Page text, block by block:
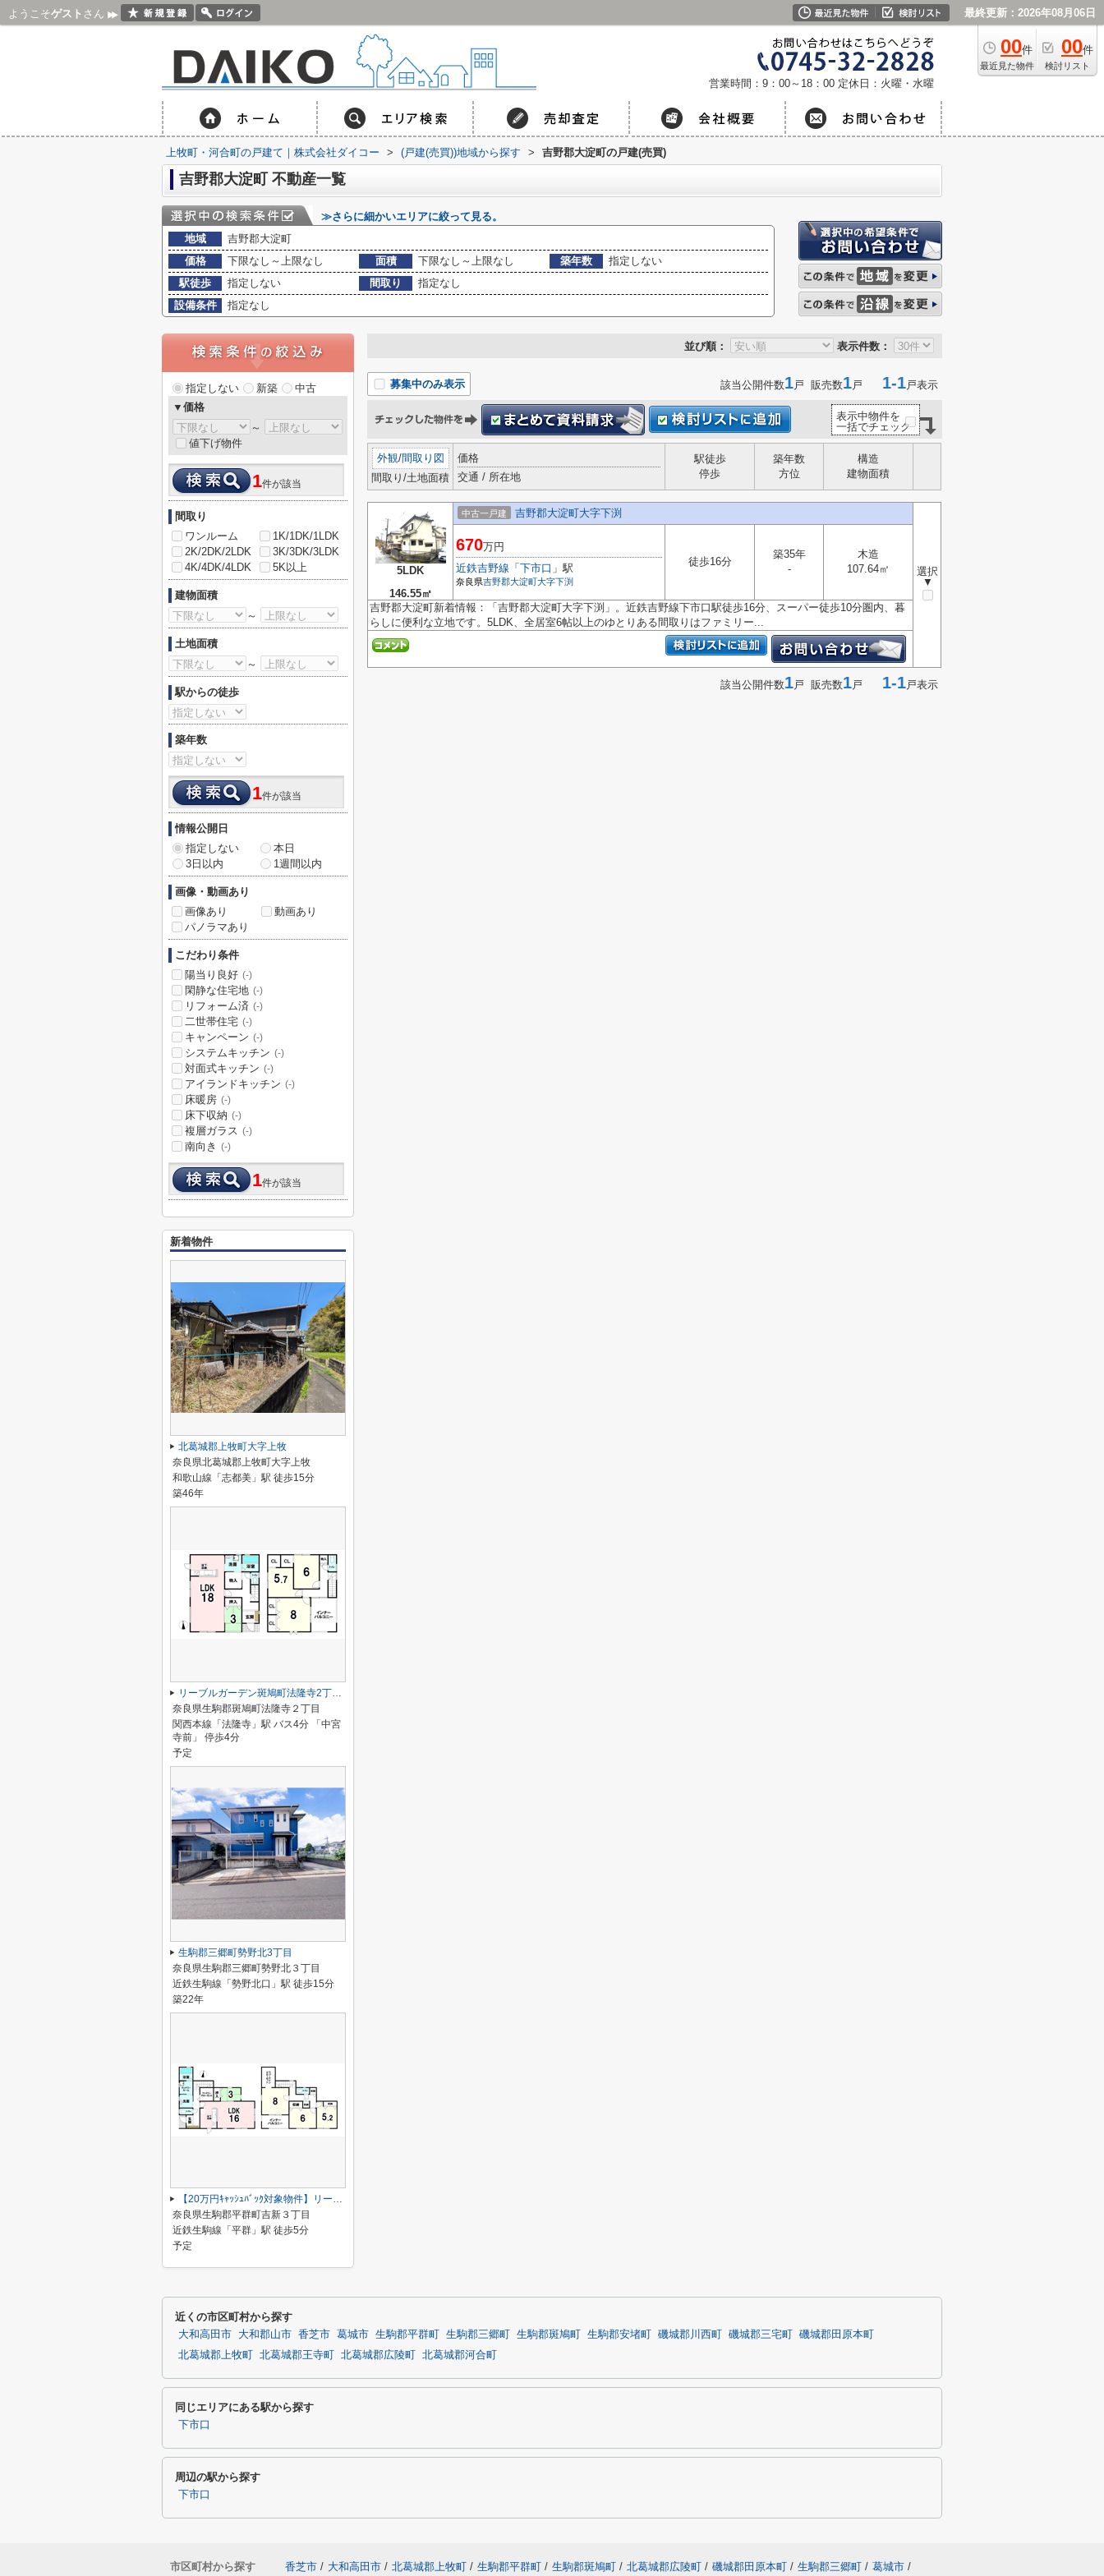
ようこそゲスト さん 最終更新：2026年08月06日
00件
最近見た物件
00件
検討リスト
営業時間：9：00～18：00 定休日：火曜・水曜
上牧町・河合町の戸建て｜株式会社ダイコー > (戸建(売買))地域から探す > 吉野郡大淀町の戸建(売買)
吉野郡大淀町 不動産一覧
≫さらに細かいエリアに絞って見る。
地域
吉野郡大淀町
価格
下限なし～上限なし 面積 下限なし～上限なし 築年数
指定しない
駅徒歩
指定しない 間取り
指定なし
設備条件
指定なし
並び順： 表示件数：
募集中のみ表示 該当公開件数1戸 販売数1戸 1-1戸表示
表示中物件を
一括でチェック
外観/間取り図
間取り/土地面積
価格
交通 / 所在地
駅徒歩
停歩
築年数
方位
構造
建物面積
5LDK
146.55㎡
中古一戸建 吉野郡大淀町大字下渕
選択
▼
670万円
近鉄吉野線 「 下市口 」駅
奈良県吉野郡大淀町大字下渕
徒歩16分
築35年
-
木造
107.64㎡
吉野郡大淀町新着情報：「吉野郡大淀町大字下渕」。近鉄吉野線下市口駅徒歩16分、スーパー徒歩10分圏内、暮
らしに便利な立地です。5LDK、全居室6帖以上のゆとりある間取りはファミリー...
該当公開件数1戸 販売数1戸 1-1戸表示
指定しない 新築
中古
▼価格
～
値下げ物件
1件が該当
間取り
ワンルーム
1K/1DK/1LDK
2K/2DK/2LDK
3K/3DK/3LDK
4K/4DK/4LDK
5K以上
建物面積
～
土地面積
～
駅からの徒歩
築年数
1件が該当
情報公開日
指定しない
本日
3日以内
1週間以内
画像・動画あり
画像あり
動画あり
パノラマあり
こだわり条件
陽当り良好 (-)
閑静な住宅地 (-)
リフォーム済 (-)
二世帯住宅 (-)
キャンペーン (-)
システムキッチン (-)
対面式キッチン (-)
アイランドキッチン (-)
床暖房 (-)
床下収納 (-)
複層ガラス (-)
南向き (-)
1件が該当
新着物件
北葛城郡上牧町大字上牧
奈良県北葛城郡上牧町大字上牧
和歌山線「志都美」駅 徒歩15分
築46年
リーブルガーデン斑鳩町法隆寺2丁目 全2棟 2号棟
奈良県生駒郡斑鳩町法隆寺２丁目
関西本線「法隆寺」駅 バス4分 「中宮
寺前」 停歩4分
予定
生駒郡三郷町勢野北3丁目
奈良県生駒郡三郷町勢野北３丁目
近鉄生駒線「勢野北口」駅 徒歩15分
築22年
【20万円ｷｬｯｼｭﾊﾞｯｸ対象物件】リーブルガーデン平群町吉新3期 全3棟 2号棟
奈良県生駒郡平群町吉新３丁目
近鉄生駒線「平群」駅 徒歩5分
予定
近くの市区町村から探す
大和高田市 大和郡山市 香芝市 葛城市 生駒郡平群町 生駒郡三郷町 生駒郡斑鳩町 生駒郡安堵町 磯城郡川西町 磯城郡三宅町
磯城郡田原本町
北葛城郡上牧町
北葛城郡王寺町 北葛城郡広陵町 北葛城郡河合町
同じエリアにある駅から探す
下市口
周辺の駅から探す
下市口
市区町村から探す 香芝市 / 大和高田市 / 北葛城郡上牧町 / 生駒郡平群町 / 生駒郡斑鳩町 / 北葛城郡広陵町 / 磯城郡田原本町 / 生駒郡三郷町 / 葛城市 /